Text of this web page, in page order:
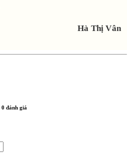
Hà Thị Vân
0 đánh giá